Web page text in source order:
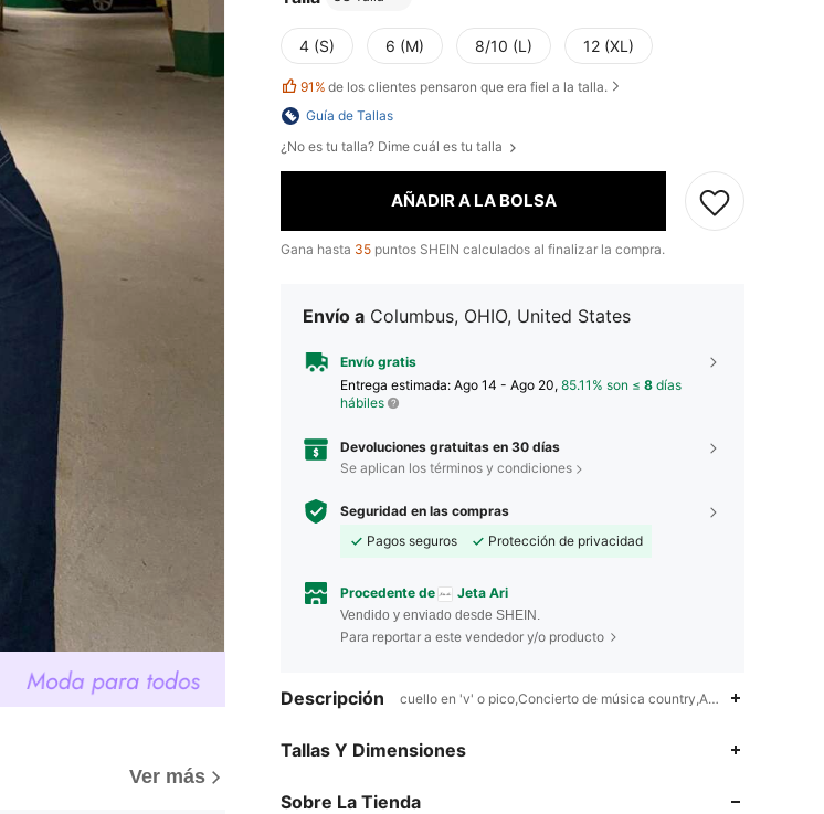
Ver más
4 (S) 6 (M) 8/10 (L) 12 (XL)
91% de los clientes pensaron que era fiel a la talla.
Guía de Tallas
¿No es tu talla? Dime cuál es tu talla
AÑADIR A LA BOLSA
Gana hasta 35 puntos SHEIN calculados al finalizar la compra.
Envío a Columbus, OHIO, United States
Envío gratis
Entrega estimada: Ago 14 - Ago 20, 85.11% son ≤ 8 días
hábiles
Devoluciones gratuitas en 30 días
Se aplican los términos y condiciones
Seguridad en las compras
Pagos seguros
Protección de privacidad
Procedente de Jeta Ari
Vendido y enviado desde SHEIN.
Para reportar a este vendedor y/o producto
Descripción cuello en 'v' o pico,Concierto de música country,Año Nuevo,Id al-
Tallas Y Dimensiones
Sobre La Tienda
4.83